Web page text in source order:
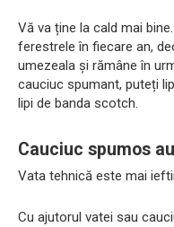
Vă va ține la cald mai
ferestrele în fiecare an,
umezeala și rămâne în
cauciuc spumant, puteți
lipi de banda scotch.
Cauciuc spumos
Vata tehnică este mai
Cu ajutorul vatei sau